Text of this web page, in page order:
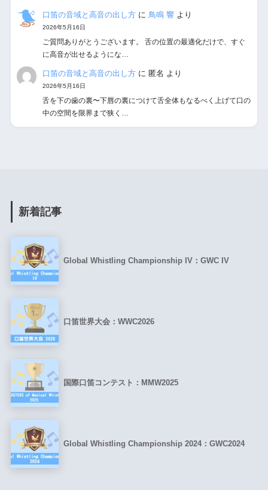
口笛の音域と高音の出し方 に 鳥鳴 響 より
2026年5月16日
ご質問ありがとうございます。 舌の位置の最適化だけで、すぐ
に高音が出せるようにな…
口笛の音域と高音の出し方 に 匿名 より
2026年5月16日
舌を下の歯の裏〜下唇の裏につけて舌全体もなるべく上げて口の
中の空間を限界まで狭く…
新着記事
Global Whistling Championship IV：GWC IV
口笛世界大会：WWC2026
国際口笛コンテスト：MMW2025
Global Whistling Championship 2024：GWC2024